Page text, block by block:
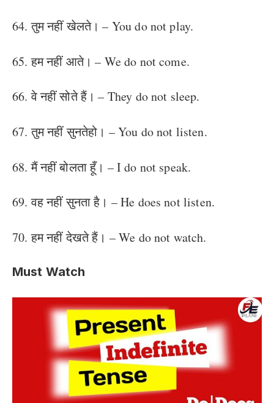
64. तुम नहीं खेलते। – You do not play.
65. हम नहीं आते। – We do not come.
66. वे नहीं सोते हैं। – They do not sleep.
67. तुम नहीं सुनतेहो। – You do not listen.
68. मैं नहीं बोलता हूँ। – I do not speak.
69. वह नहीं सुनता है। – He does not listen.
70. हम नहीं देखते हैं। – We do not watch.
Must Watch